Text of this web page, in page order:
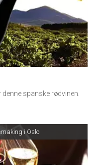
spanske rødvinen.
i Oslo